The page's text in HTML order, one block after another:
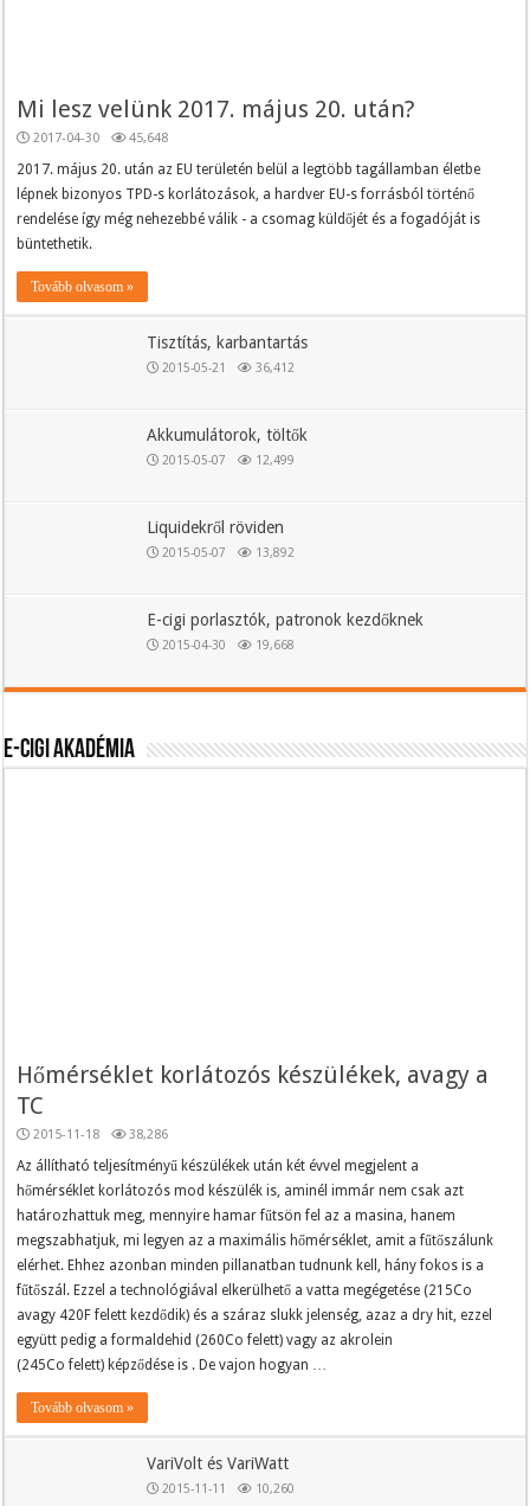
Mi lesz velünk 2017. május 20. után?
2017-04-30 45,648
2017. május 20. után az EU területén belül a legtöbb tagállamban életbe
lépnek bizonyos TPD-s korlátozások, a hardver EU-s forrásból történő
rendelése így még nehezebbé válik - a csomag küldőjét és a fogadóját is
büntethetik.
Tovább olvasom »
Tisztítás, karbantartás
2015-05-21 36,412
Akkumulátorok, töltők
2015-05-07 12,499
Liquidekről röviden
2015-05-07 13,892
E-cigi porlasztók, patronok kezdőknek
2015-04-30 19,668
E-cigi akadémia
Hőmérséklet korlátozós készülékek, avagy a
TC
2015-11-18 38,286
Az állítható teljesítményű készülékek után két évvel megjelent a
hőmérséklet korlátozós mod készülék is, aminél immár nem csak azt
határozhattuk meg, mennyire hamar fűtsön fel az a masina, hanem
megszabhatjuk, mi legyen az a maximális hőmérséklet, amit a fűtőszálunk
elérhet. Ehhez azonban minden pillanatban tudnunk kell, hány fokos is a
fűtőszál. Ezzel a technológiával elkerülhető a vatta megégetése (215Co
avagy 420F felett kezdődik) és a száraz slukk jelenség, azaz a dry hit, ezzel
együtt pedig a formaldehid (260Co felett) vagy az akrolein
(245Co felett) képződése is . De vajon hogyan …
Tovább olvasom »
VariVolt és VariWatt
2015-11-11 10,260